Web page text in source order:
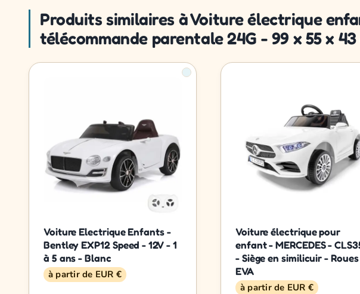
Produits similaires à Voiture électrique
télécommande parentale 24G - 99 x 55 x
Voiture Electrique Enfants -
Bentley EXP12 Speed - 12V - 1
à 5 ans - Blanc
à partir de EUR €
Voiture électrique pour
enfant - MERCEDES -
- Siège en similicuir - Roues
EVA
à partir de EUR €